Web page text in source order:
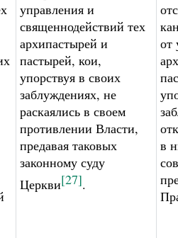
управления и
священнодействий тех
архипастырей и
пастырей, кои,
упорствуя в своих
заблуждениях, не
раскаялись в своем
противлении Власти,
предавая таковых
законному суду
Церкви[27].
от
в